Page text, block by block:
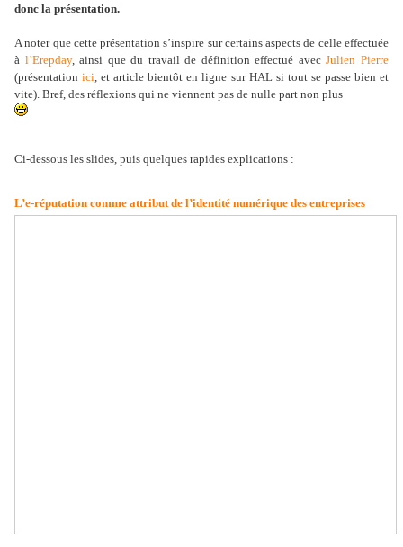
donc la présentation.
A noter que cette présentation s’inspire sur certains aspects de celle effectuée
à l’Erepday, ainsi que du travail de définition effectué avecJulien Pierre
(présentationici, et article bientôt en ligne sur HAL si tout se passe bien et
vite). Bref, des réflexions qui ne viennent pas de nulle part non plus
Ci-dessous les slides, puis quelques rapides explications :
L’e-réputation comme attribut de l’identité numérique des entreprises